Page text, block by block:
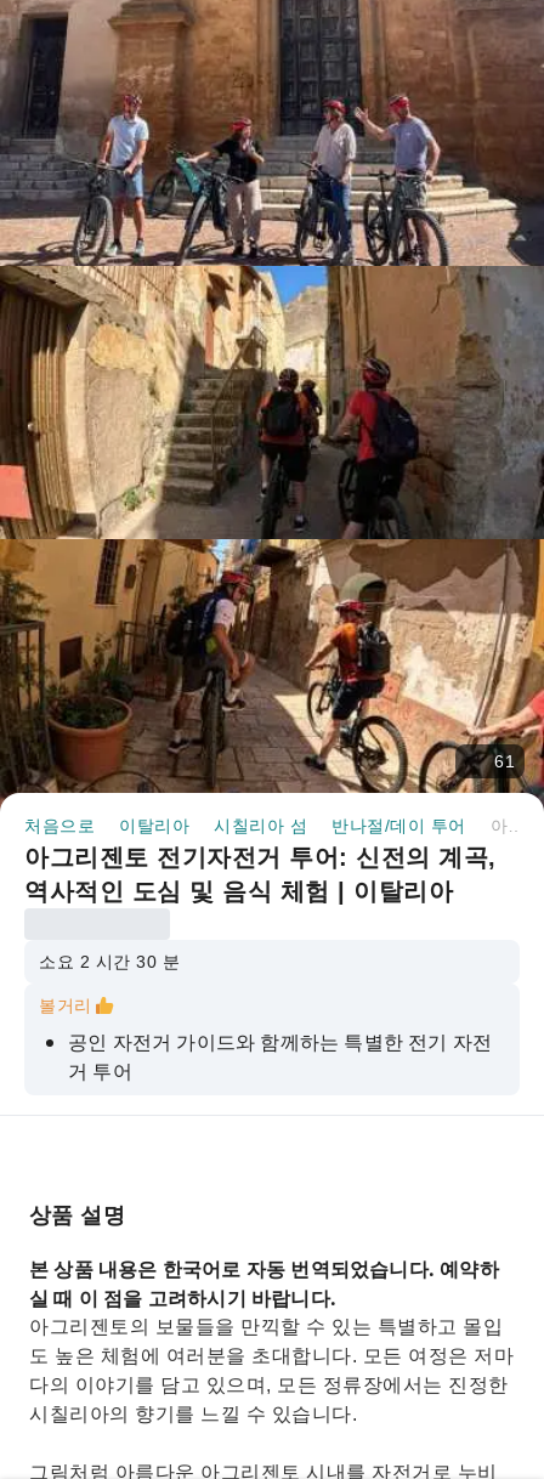
61
처음으로 이탈리아 시칠리아 섬 반나절/데이 투어
아그리젠토 전기자전거 투어: 신전의 계곡,
역사적인 도심 및 음식 체험 | 이탈리아
소요 2 시간 30 분
볼거리
공인 자전거 가이드와 함께하는 특별한 전기 자전
거 투어
카사 디오도로스 입장료 및 안전한 주차 포함
달콤한 음식부터 짭짤한 음식까지, 오랜 전통 레시
진정한 시칠리아의 정취와 활동적인 경험을 즐기
고 싶은 분들께 이상적입니다.
상품 설명
본 상품 내용은 한국어로 자동 번역되었습니다. 예약하
실 때 이 점을 고려하시기 바랍니다.
아그리젠토의 보물들을 만끽할 수 있는 특별하고 몰입
도 높은 체험에 여러분을 초대합니다. 모든 여정은 저마
다의 이야기를 담고 있으며, 모든 정류장에서는 진정한
시칠리아의 향기를 느낄 수 있습니다.
그림처럼 아름다운 아그리젠토 시내를 자전거로 누비